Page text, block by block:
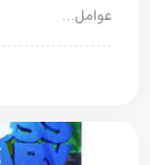
عوامل…